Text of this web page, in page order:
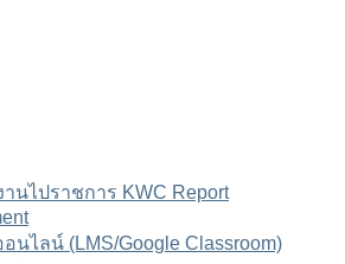
านไปราชการ KWC Report
นไลน์ (LMS/Google Classroom)